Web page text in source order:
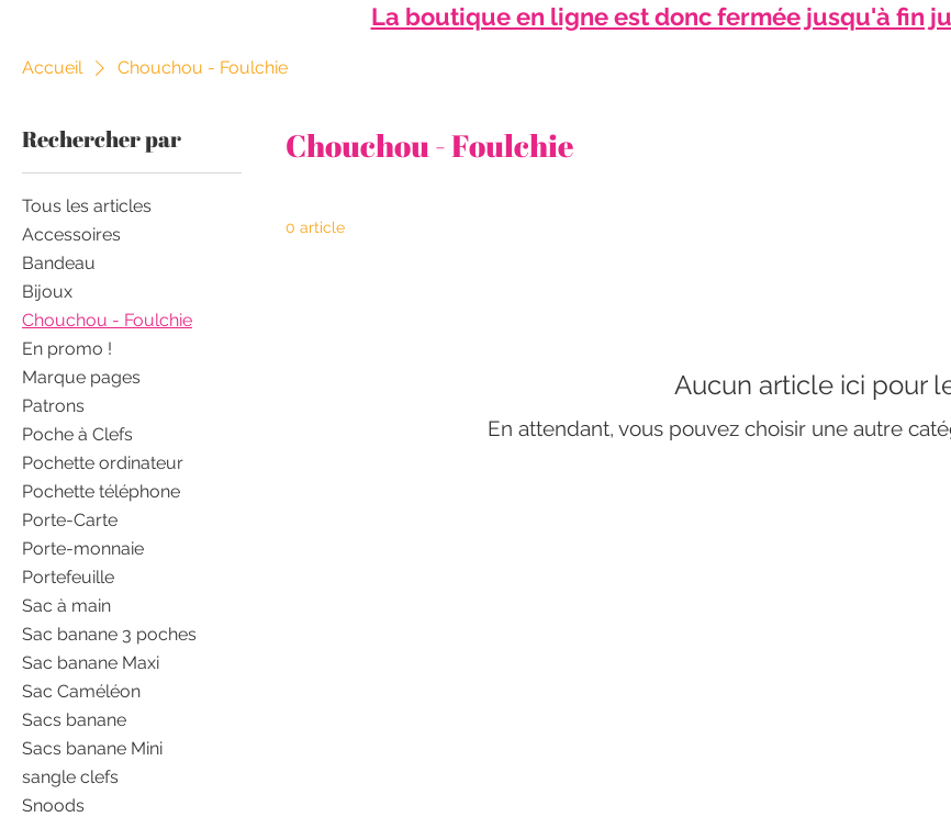
La boutique en ligne est donc fermée jusqu'à fin
Accueil Chouchou - Foulchie
Rechercher par
Tous les articles
Accessoires
Bandeau
Bijoux
Chouchou - Foulchie
En promo !
Marque pages
Patrons
Poche à Clefs
Pochette ordinateur
Pochette téléphone
Porte-Carte
Porte-monnaie
Portefeuille
Sac à main
Sac banane 3 poches
Sac banane Maxi
Sac Caméléon
Sacs banane
Sacs banane Mini
sangle clefs
Snoods
Chouchou - Foulchie
0 article
Aucun article ici pour
En attendant, vous pouvez choisir une autre